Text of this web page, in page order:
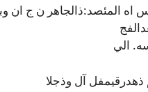
المئصد:ذالجاهر ن ج ان
الي
آل وذجلا